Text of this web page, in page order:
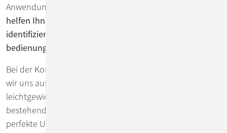
Anwendungen und Apps für alle Betriebssysteme.
helfen Ihnen, die Bedürfnisse Ihrer Nutzer*innen zu
identifizieren und kreieren darauf aufbauend eine
bedienungsfreundliche Softwarelösung.
Bei der Konzeption Ihrer Anwendungen konzentrieren
wir uns auf das Wesentliche. Wir setzen auf funktionale,
leichtgewichtige Applikationen, die sich optimal in Ihre
bestehende Unternehmensumgebung integrieren und
perfekte User Experience bieten.